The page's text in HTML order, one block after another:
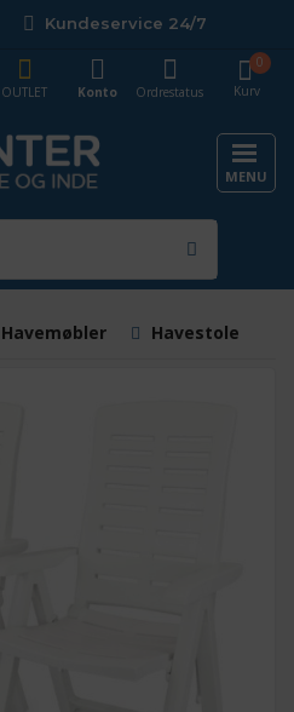
Kundeservice 24/7
Kurv
0
OUTLET
Konto Ordrestatus
MENU
Havemøbler Havestole